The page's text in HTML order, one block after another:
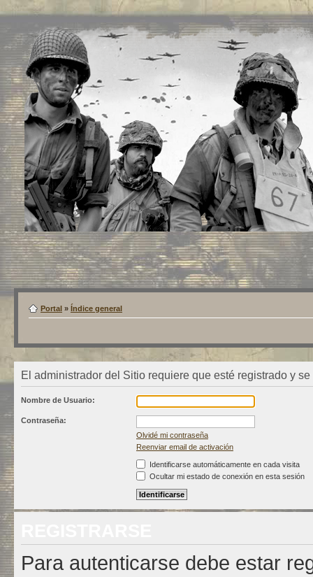
Portal » Índice general
El administrador del Sitio requiere que esté registrado y
Nombre de Usuario:
Contraseña:
Olvidé mi contraseña
Reenviar email de activación
Identificarse automáticamente en cada visita
Ocultar mi estado de conexión en esta sesión
Para autenticarse debe estar